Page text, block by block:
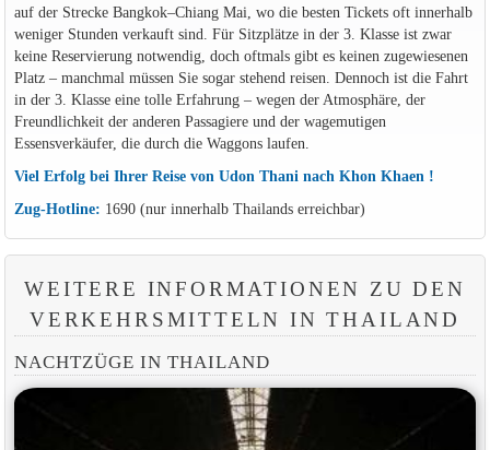
auf der Strecke Bangkok–Chiang Mai, wo die besten Tickets oft innerhalb
weniger Stunden verkauft sind. Für Sitzplätze in der 3. Klasse ist zwar
keine Reservierung notwendig, doch oftmals gibt es keinen zugewiesenen
Platz – manchmal müssen Sie sogar stehend reisen. Dennoch ist die Fahrt
in der 3. Klasse eine tolle Erfahrung – wegen der Atmosphäre, der
Freundlichkeit der anderen Passagiere und der wagemutigen
Essensverkäufer, die durch die Waggons laufen.
Viel Erfolg bei Ihrer Reise von Udon Thani nach Khon Khaen !
Zug-Hotline: 1690 (nur innerhalb Thailands erreichbar)
WEITERE INFORMATIONEN ZU DEN
VERKEHRSMITTELN IN THAILAND
NACHTZÜGE IN THAILAND